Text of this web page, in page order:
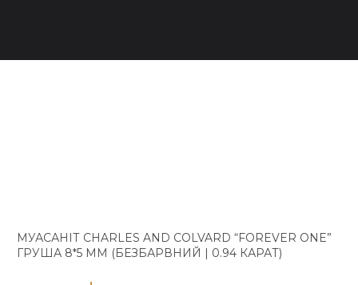
МУАСАНІТ CHARLES AND COLVARD “FOREVER ONE”
ГРУША 8*5 ММ (БЕЗБАРВНИЙ | 0.94 КАРАТ)